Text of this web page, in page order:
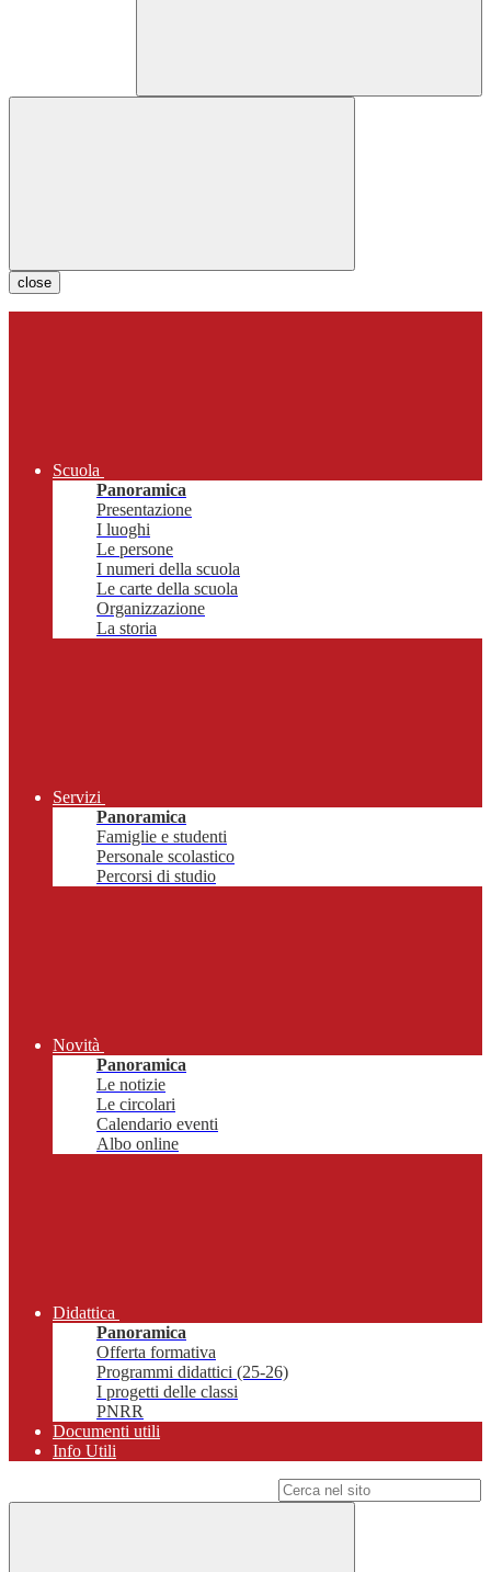
close
Scuola
Panoramica
Presentazione
I luoghi
Le persone
I numeri della scuola
Le carte della scuola
Organizzazione
La storia
Servizi
Panoramica
Famiglie e studenti
Personale scolastico
Percorsi di studio
Novità
Panoramica
Le notizie
Le circolari
Calendario eventi
Albo online
Didattica
Panoramica
Offerta formativa
Programmi didattici (25-26)
I progetti delle classi
PNRR
Documenti utili
Info Utili